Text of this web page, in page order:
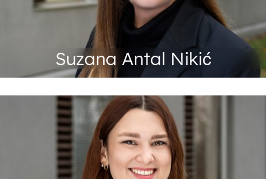
Suzana Antal Nikić
suzana.nikic@abeg.essen.de
Produktverantwortung
+49 201 88-72702
Fax: +49 201 88-72299